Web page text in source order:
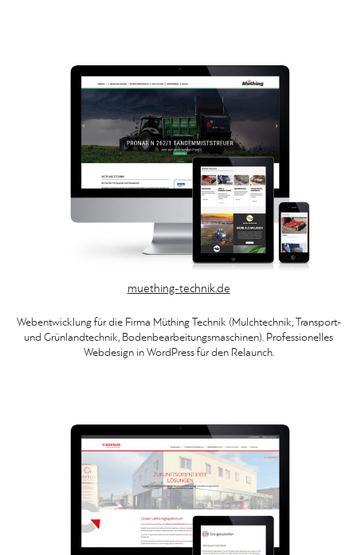
muething-technik.de
Webentwicklung für die Firma Müthing Technik (Mulchtechnik, Transport-
und Grünlandtechnik, Bodenbearbeitungsmaschinen). Professionelles
Webdesign in WordPress für den Relaunch.